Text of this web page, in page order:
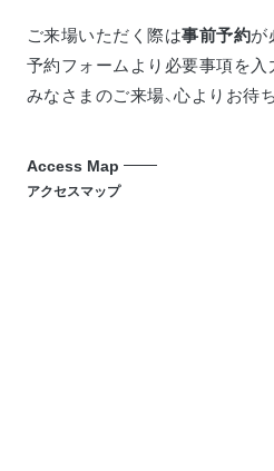
ご来場いただく際は事前予約が
予約フォームより必要事項を入
みなさまのご来場、心よりお待
Access Map
アクセスマップ